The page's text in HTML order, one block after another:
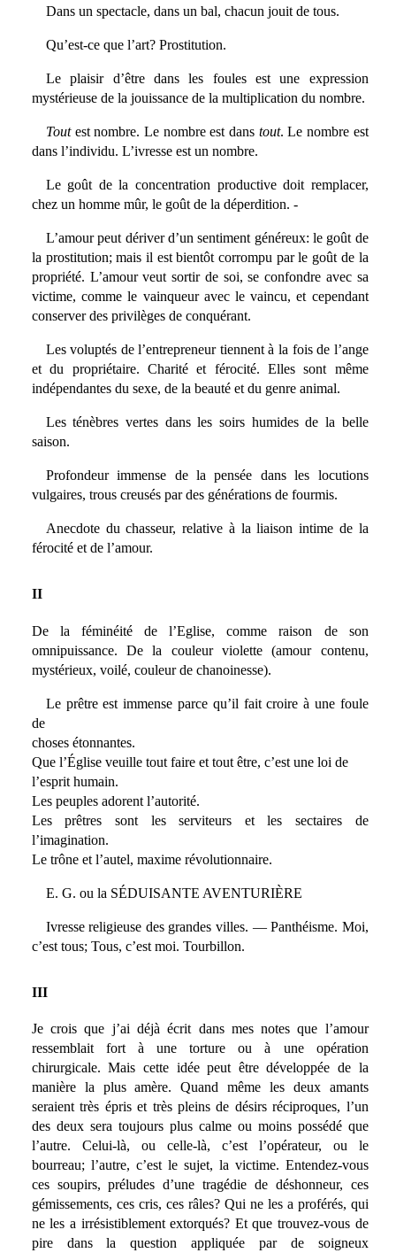
Dans un spectacle, dans un bal, chacun jouit de tous.
Qu’est-ce que l’art? Prostitution.
Le plaisir d’être dans les foules est une expression
mystérieuse de la jouissance de la multiplication du nombre.
Toutest nombre. Le nombre est dans tout. Le nombre est
dans l’individu. L’ivresse est un nombre.
Le goût de la concentration productive doit remplacer,
chez un homme mûr, le goût de la déperdition. -
L’amour peut dériver d’un sentiment généreux: le goût de
la prostitution; mais il est bientôt corrompu par le goût de la
propriété. L’amour veut sortir de soi, se confondre avec sa
victime, comme le vainqueur avec le vaincu, et cependant
conserver des privilèges de conquérant.
Les voluptés de l’entrepreneur tiennent à la fois de l’ange
et du propriétaire. Charité et férocité. Elles sont même
indépendantes du sexe, de la beauté et du genre animal.
Les ténèbres vertes dans les soirs humides de la belle
saison.
Profondeur immense de la pensée dans les locutions
vulgaires, trous creusés par des générations de fourmis.
Anecdote du chasseur, relative à la liaison intime de la
férocité et de l’amour.
II
De la féminéité de l’Eglise, comme raison de son
omnipuissance. De la couleur violette (amour contenu,
mystérieux, voilé, couleur de chanoinesse).
Le prêtre est immense parce qu’il fait croire à une foule
de
choses étonnantes.
Que l’Église veuille tout faire et tout être, c’est une loi de
l’esprit humain.
Les peuples adorent l’autorité.
Les prêtres sont les serviteurs et les sectaires de
l’imagination.
Le trône et l’autel, maxime révolutionnaire.
E. G. ou la SÉDUISANTE AVENTURIÈRE
Ivresse religieuse des grandes villes. — Panthéisme. Moi,
c’est tous; Tous, c’est moi. Tourbillon.
III
Je crois que j’ai déjà écrit dans mes notes que l’amour
ressemblait fort à une torture ou à une opération
chirurgicale. Mais cette idée peut être développée de la
manière la plus amère. Quand même les deux amants
seraient très épris et très pleins de désirs réciproques, l’un
des deux sera toujours plus calme ou moins possédé que
l’autre. Celui-là, ou celle-là, c’est l’opérateur, ou le
bourreau; l’autre, c’est le sujet, la victime. Entendez-vous
ces soupirs, préludes d’une tragédie de déshonneur, ces
gémissements, ces cris, ces râles? Qui ne les a proférés, qui
ne les a irrésistiblement extorqués? Et que trouvez-vous de
pire dans la question appliquée par de soigneux